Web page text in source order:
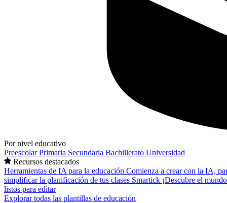
Por nivel educativo
PreescolarPrimaria Secundaria Bachillerato Universidad
Recursos destacados
Herramientas de IA para la educación Comienza a crear con la IA,
simplificar la planificación de tus clases Smartick ¡Descubre el
listos para editar
Explorar todas las plantillas de educación